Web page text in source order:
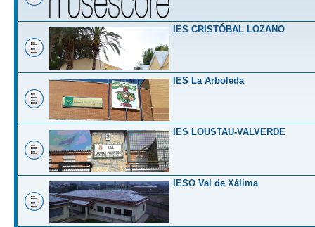
IES CRISTÓBAL LOZANO
IES La Arboleda
IES LOUSTAU-VALVERDE
IESO Val de Xálima